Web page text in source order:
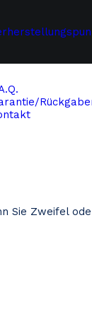
Sie Zweifel